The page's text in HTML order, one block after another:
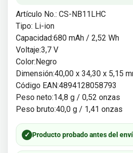
Artículo No.: CS-NB11LHC
Tipo: Li-ion
Capacidad:680 mAh / 2,52 Wh
Voltaje:3,7 V
Color:Negro
Dimensión:40,00 x 34,30 x 5,15
Código EAN:4894128058793
Peso neto:14,8 g / 0,52 onzas
Peso bruto:40,0 g / 1,41 onzas
✓ Producto probado antes del